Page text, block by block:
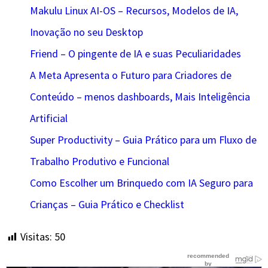
Makulu Linux AI-OS – Recursos, Modelos de IA,
Inovação no seu Desktop
Friend – O pingente de IA e suas Peculiaridades
A Meta Apresenta o Futuro para Criadores de
Conteúdo – menos dashboards, Mais Inteligência
Artificial
Super Productivity – Guia Prático para um Fluxo de
Trabalho Produtivo e Funcional
Como Escolher um Brinquedo com IA Seguro para
Crianças – Guia Prático e Checklist
Visitas: 50